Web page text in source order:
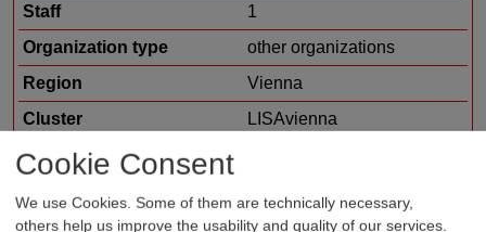
Cookie Consent
We use Cookies. Some of them are technically necessary,
others help us improve the usability and quality of our services.
Staff
1
Organization type
other organizations
Region
Vienna
Cluster
LISAvienna
Profile